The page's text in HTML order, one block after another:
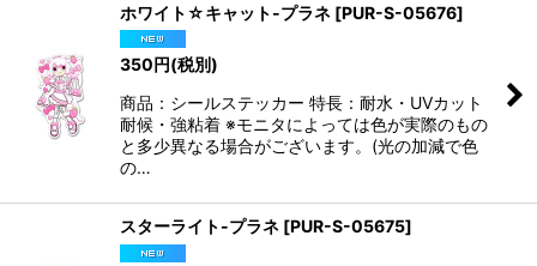
ホワイト☆キャット-プラネ [PUR-S-05676]
350円(税別)
商品：シールステッカー 特長：耐水・UVカット
耐候・強粘着 ※モニタによっては色が実際のもの
と多少異なる場合がございます。(光の加減で色
の…
スターライト-プラネ [PUR-S-05675]